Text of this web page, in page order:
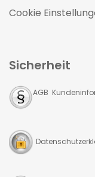
Cookie
Sicherheit
AGB